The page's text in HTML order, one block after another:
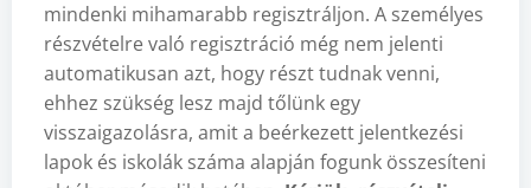
mindenki mihamarabb regisztráljon. A személyes
részvételre való regisztráció még nem jelenti
automatikusan azt, hogy részt tudnak venni,
ehhez szükség lesz majd tőlünk egy
visszaigazolásra, amit a beérkezett jelentkezési
lapok és iskolák száma alapján fogunk összesíteni